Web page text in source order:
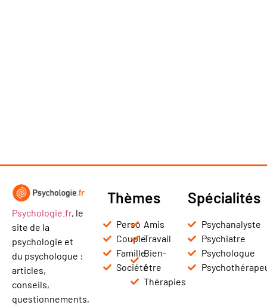
Psychologie.fr, le
site de la
psychologie et
du psychologue :
articles,
conseils,
questionnements,
Thèmes
Perso
Couple
Famille
Société
Amis
Travail
Bien-
être
Thérapies
Spécialités
Psychanalyste
Psychiatre
Psychologue